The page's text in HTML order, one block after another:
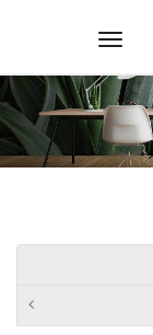
Toggle
navigation